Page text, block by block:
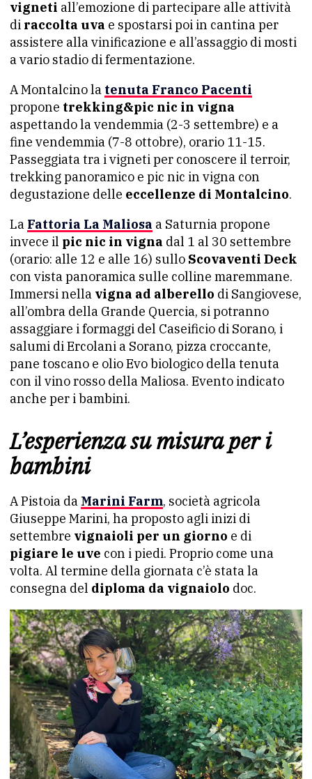
vigneti all’emozione di partecipare alle attività
di raccolta uva e spostarsi poi in cantina per
assistere alla vinificazione e all’assaggio di mosti
a vario stadio di fermentazione.
A Montalcino la tenuta Franco Pacenti
propone trekking&pic nic in vigna
aspettando la vendemmia (2-3 settembre) e a
fine vendemmia (7-8 ottobre), orario 11-15.
Passeggiata tra i vigneti per conoscere il terroir,
trekking panoramico e pic nic in vigna con
degustazione delle eccellenze di Montalcino.
La Fattoria La Maliosa a Saturnia propone
invece il pic nic in vigna dal 1 al 30 settembre
(orario: alle 12 e alle 16) sullo Scovaventi Deck
con vista panoramica sulle colline maremmane.
Immersi nella vigna ad alberello di Sangiovese,
all’ombra della Grande Quercia, si potranno
assaggiare i formaggi del Caseificio di Sorano, i
salumi di Ercolani a Sorano, pizza croccante,
pane toscano e olio Evo biologico della tenuta
con il vino rosso della Maliosa. Evento indicato
anche per i bambini.
L’esperienza su misura per i
bambini
A Pistoia da Marini Farm, società agricola
Giuseppe Marini, ha proposto agli inizi di
settembre vignaioli per un giorno e di
pigiare le uve con i piedi. Proprio come una
volta. Al termine della giornata c’è stata la
consegna del diploma da vignaiolo doc.